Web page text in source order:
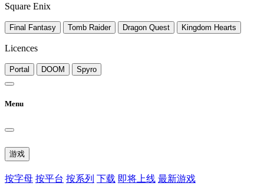
Square Enix
Final Fantasy Tomb Raider Dragon Quest Kingdom Hearts
Licences
Portal DOOM Spyro
Menu
游戏
按字母 按平台 按系列 下载 即将上线 最新游戏